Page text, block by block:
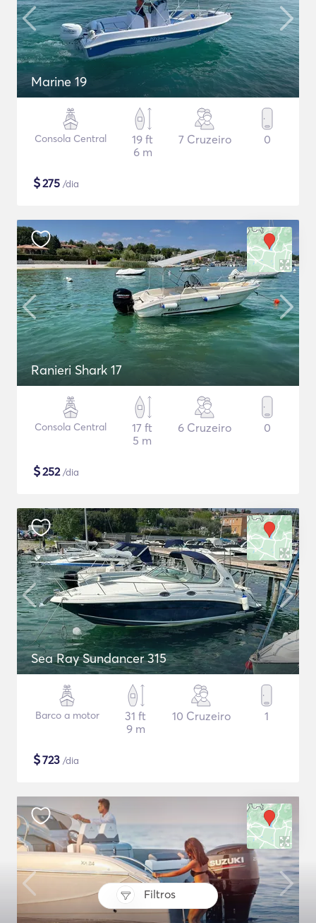
Filtros
Marine 19
Consola Central
19 ft
6 m
7 Cruzeiro 0
$275 /dia
Ranieri Shark 17
Consola Central
17 ft
5 m
6 Cruzeiro 0
$252/dia
Sea Ray Sundancer 315
Barco a motor
31 ft
9 m
10 Cruzeiro 1
$723 /dia